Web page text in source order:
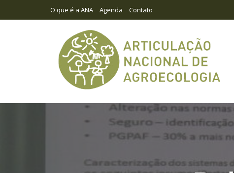
O que é a ANA Agenda Contato